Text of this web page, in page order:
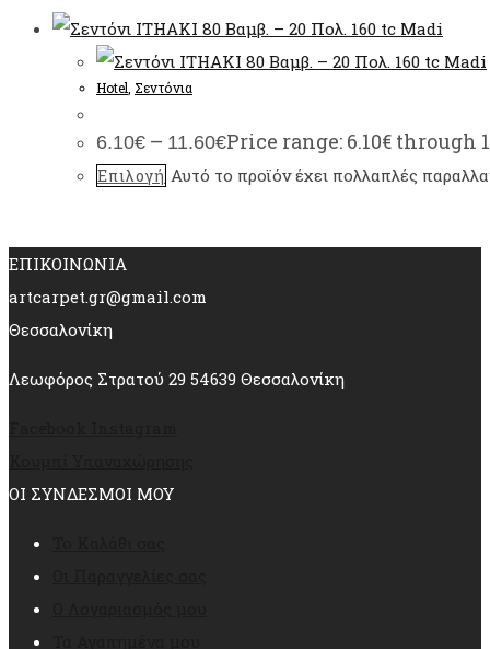
Hotel Σεντόνια
6.10€ – 11.60€Price range: 6.10€ through
Επιλογή Αυτό το προϊόν έχει πολλαπλές
ΕΠΙΚΟΙΝΩΝΙΑ
artcarpet.gr@gmail.com
Θεσσαλονίκη
Λεωφόρος Στρατού 29 54639 Θεσσαλονίκη
ΟΙ ΣΥΝΔΕΣΜΟΙ ΜΟΥ